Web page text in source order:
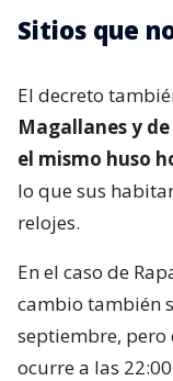
Sitios que
El decreto
Magallanes y
el mismo huso
lo que sus
relojes.
En el caso de
cambio también
septiembre,
ocurre a las